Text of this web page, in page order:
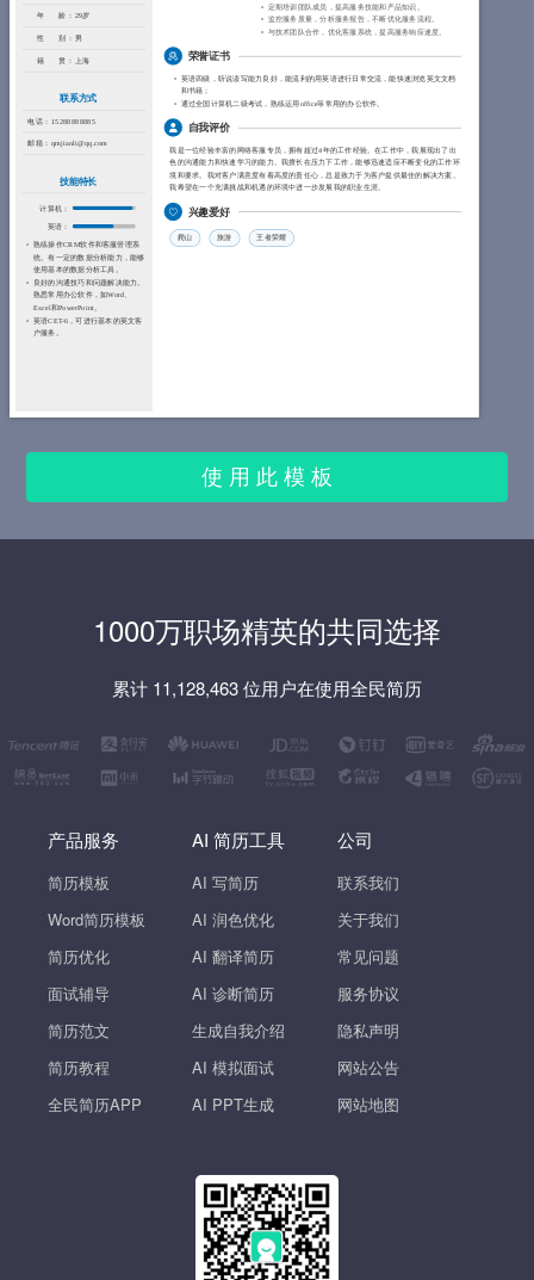
年 龄： 29岁
性 别： 男
籍 贯： 上海
联系方式
电话： 15288888885
邮箱： qmjianli@qq.com
技能特长
计算机：
英语：
熟练操作CRM软件和客服管理系
统。有一定的数据分析能力，能够
使用基本的数据分析工具。
良好的沟通技巧和问题解决能力。
熟悉常用办公软件，如Word、
Excel和PowerPoint。
英语CET-6，可进行基本的英文客
户服务。
定期培训团队成员，提高服务技能和产品知识。
监控服务质量，分析服务报告，不断优化服务流程。
与技术团队合作，优化客服系统，提高服务响应速度。
荣誉证书
英语四级，听说读写能力良好，能流利的用英语进行日常交流，能快速浏览英文文档
和书籍；
通过全国计算机二级考试，熟练运用office等常用的办公软件。
自我评价
我是一位经验丰富的网络客服专员，拥有超过4年的工作经验。在工作中，我展现出了出
色的沟通能力和快速学习的能力。我擅长在压力下工作，能够迅速适应不断变化的工作环
境和要求。我对客户满意度有着高度的责任心，总是致力于为客户提供最佳的解决方案。
我希望在一个充满挑战和机遇的环境中进一步发展我的职业生涯。
兴趣爱好
爬山 旅游 王者荣耀
使 用 此 模 板
1000万职场精英的共同选择
累计 11,128,463 位用户在使用全民简历
产品服务
简历模板
Word简历模板
简历优化
面试辅导
简历范文
简历教程
全民简历APP
AI 简历工具
AI 写简历
AI 润色优化
AI 翻译简历
AI 诊断简历
生成自我介绍
AI 模拟面试
AI PPT生成
公司
联系我们
关于我们
常见问题
服务协议
隐私声明
网站公告
网站地图